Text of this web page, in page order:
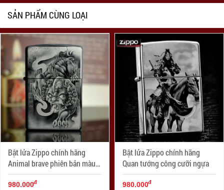
SẢN PHẨM CÙNG LOẠI
Bật lửa Zippo chính hãng
Animal brave phiên bản màu
xám
980.000đ
Bật lửa Zippo chính hãng
Quan tướng công cưỡi ngựa
980.000đ